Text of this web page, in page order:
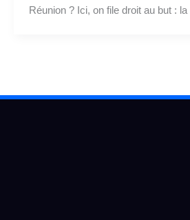
Réunion ? Ici, on file droit au but :